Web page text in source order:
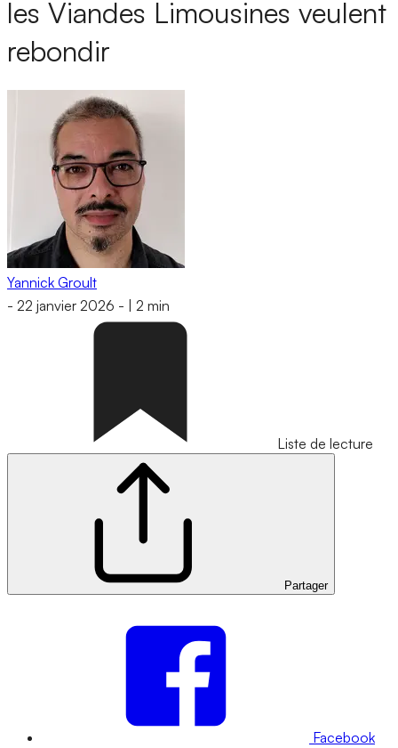
les Viandes Limousines veulent
rebondir
Yannick Groult
- 22 janvier 2026 - 2 min
Liste de lecture
Partager
Facebook